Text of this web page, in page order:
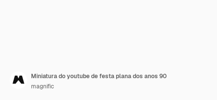
Miniatura do youtube de festa plana dos anos 90
magnific